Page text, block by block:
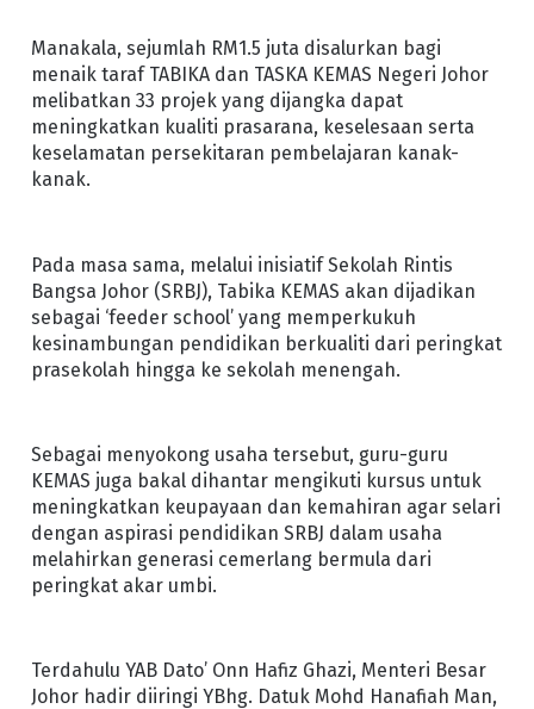
Manakala, sejumlah RM1.5 juta disalurkan bagi
menaik taraf TABIKA dan TASKA KEMAS Negeri Johor
melibatkan 33 projek yang dijangka dapat
meningkatkan kualiti prasarana, keselesaan serta
keselamatan persekitaran pembelajaran kanak-
kanak.
Pada masa sama, melalui inisiatif Sekolah Rintis
Bangsa Johor (SRBJ), Tabika KEMAS akan dijadikan
sebagai ‘feeder school’ yang memperkukuh
kesinambungan pendidikan berkualiti dari peringkat
prasekolah hingga ke sekolah menengah.
Sebagai menyokong usaha tersebut, guru-guru
KEMAS juga bakal dihantar mengikuti kursus untuk
meningkatkan keupayaan dan kemahiran agar selari
dengan aspirasi pendidikan SRBJ dalam usaha
melahirkan generasi cemerlang bermula dari
peringkat akar umbi.
Terdahulu YAB Dato’ Onn Hafiz Ghazi, Menteri Besar
Johor hadir diiringi YBhg. Datuk Mohd Hanafiah Man,